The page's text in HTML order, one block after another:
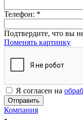
Телефон: *
Подтвердите, что вы
Поменять картинку
Я согласен на
Отправить
Компания